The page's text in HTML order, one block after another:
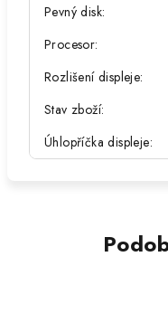
Pevný disk:
Procesor:
Rozlišení displeje:
Stav zboží:
Úhlopříčka displeje: